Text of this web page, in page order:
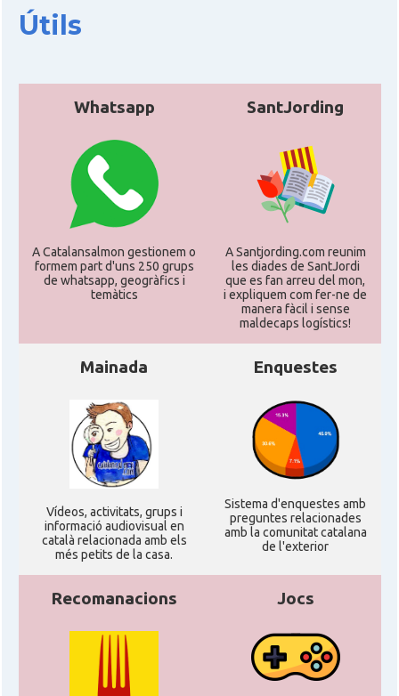
Útils
Whatsapp
A Catalansalmon gestionem o
formem part d'uns 250 grups
de whatsapp, geogràfics i
temàtics
SantJording
A Santjording.com reunim
les diades de SantJordi
que es fan arreu del mon,
i expliquem com fer-ne de
manera fàcil i sense
maldecaps logí­stics!
Mainada
Ví­deos, activitats, grups i
informació audiovisual en
català relacionada amb els
més petits de la casa.
Enquestes
Sistema d'enquestes amb
preguntes relacionades
amb la comunitat catalana
de l'exterior
Recomanacions Jocs